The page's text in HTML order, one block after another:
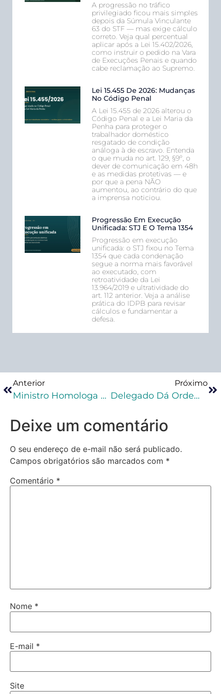
A progressão no tráfico
privilegiado ficou mais simples
depois da Súmula Vinculante
63 do STF — mas exige cálculo
correto. Veja qual percentual
aplicar após a Lei 15.402/2026,
como instruir o pedido na Vara
de Execuções Penais e quando
cabe reclamação ao Supremo.
Lei 15.455 De 2026: Mudanças
No Código Penal
A Lei 15.455 de 2026 alterou o
Código Penal e a Lei Maria da
Penha para proteger o
trabalhador doméstico
resgatado de condição
análoga à de escravo. Entenda
o que muda no art. 129, §9º, o
dever de comunicação em 48h
e as medidas protetivas — e
por que a pena NÃO
aumentou, ao contrário do que
a imprensa noticiou.
Progressão Em Execução
Unificada: STJ E O Tema 1354
Progressão em execução
unificada: o STJ fixou no Tema
1354 que cada condenação
segue a norma mais favorável
ao executado, com
retroatividade da Lei
13.964/2019 e ultratividade do
art. 112 anterior. Veja a análise
prática do IDPB para revisar
cálculos e fundamentar a
defesa.
Anterior
Ministro Homologa Remição De 62 Dias Da Pena Do Senador Acir Gurgacz
Próximo
Delegado Dá Ordem De Prisão A Advogado Que Orientou Clientes A Ficarem Caladas
Deixe um comentário
O seu endereço de e-mail não será publicado.
Campos obrigatórios são marcados com *
Comentário *
Nome *
E-mail *
Site